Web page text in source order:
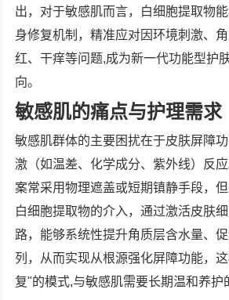
出，对于敏感肌而言，白细胞提取物
身修复机制，精准应对因环境刺激、
红、干痒等问题,成为新一代功能型护
向。
敏感肌的痛点与护理需求
敏感肌群体的主要困扰在于皮肤屏障
激（如温差、化学成分、紫外线）反
案常采用物理遮盖或短期镇静手段，但
白细胞提取物的介入，通过激活皮肤
路，能够系统性提升角质层含水量、
列，从而实现从根源强化屏障功能，
复"的模式,与敏感肌需要长期温和养护